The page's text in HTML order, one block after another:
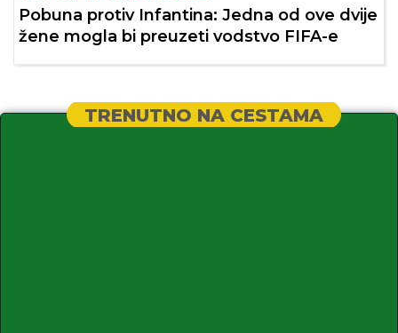
Pobuna protiv Infantina: Jedna od ove dvije
žene mogla bi preuzeti vodstvo FIFA-e
TRENUTNO NA CESTAMA